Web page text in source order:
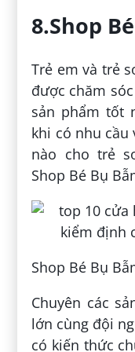
8.Shop
Trẻ em và trẻ
được chăm
sản phẩm tốt
khi có nhu cầu
nào cho trẻ
Shop Bé Bụ
Shop Bé Bụ
Chuyên các
lớn cùng đội
có kiến thức